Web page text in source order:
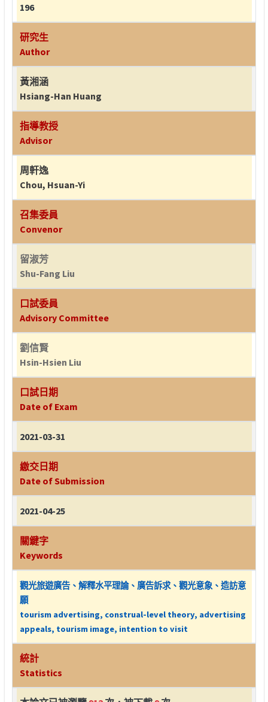
196
研究生
Author
黃湘涵
Hsiang-Han Huang
指導教授
Advisor
周軒逸
Chou, Hsuan-Yi
召集委員
Convenor
留淑芳
Shu-Fang Liu
口試委員
Advisory Committee
劉信賢
Hsin-Hsien Liu
口試日期
Date of Exam
2021-03-31
繳交日期
Date of Submission
2021-04-25
關鍵字
Keywords
觀光旅遊廣告、解釋水平理論、廣告訴求、觀光意象、造訪意
願
tourism advertising, construal-level theory, advertising
appeals, tourism image, intention to visit
統計
Statistics